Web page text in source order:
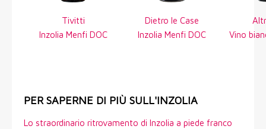
Tivitti
Inzolia Menfi DOC
Dietro le Case
Inzolia Menfi DOC
Vino
PER SAPERNE DI PIÙ SULL'INZOLIA
Lo straordinario ritrovamento di Inzolia a piede franco